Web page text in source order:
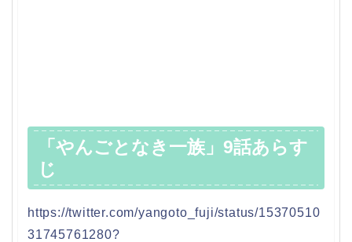
「やんごとなき一族」9話あらす
じ
https://twitter.com/yangoto_fuji/status/15370510
31745761280?